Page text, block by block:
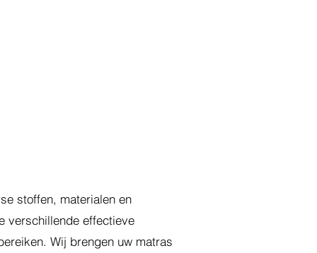
stoffen, materialen en
verschillende effectieve
Wij brengen uw matras